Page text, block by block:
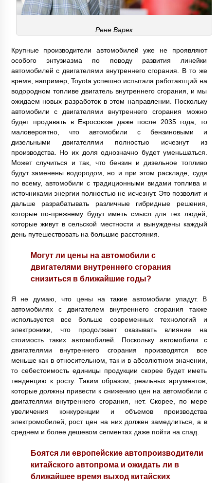
Рене Варек
Крупные производители автомобилей уже не проявляют
особого энтузиазма по поводу развития линейки
автомобилей с двигателями внутреннего сгорания. В то же
время, например, Toyota успешно испытала работающий на
водородном топливе двигатель внутреннего сгорания, и мы
ожидаем новых разработок в этом направлении. Поскольку
автомобили с двигателями внутреннего сгорания можно
будет продавать в Евросоюзе даже после 2035 года, то
маловероятно, что автомобили с бензиновыми и
дизельными двигателями полностью исчезнут из
производства. Но их доля однозначно будет уменьшаться.
Может случиться и так, что бензин и дизельное топливо
будут заменены водородом, но и при этом раскладе, судя
по всему, автомобили с традиционными видами топлива и
источниками энергии полностью не исчезнут. Это позволит и
дальше разрабатывать различные гибридные решения,
которые по-прежнему будут иметь смысл для тех людей,
которые живут в сельской местности и вынуждены каждый
день путешествовать на большие расстояния.
Могут ли цены на автомобили с
двигателями внутреннего сгорания
снизиться в ближайшие годы?
Я не думаю, что цены на такие автомобили упадут. В
автомобилях с двигателем внутреннего сгорания также
используется все больше современных технологий и
электроники, что продолжает оказывать влияние на
стоимость таких автомобилей. Поскольку автомобили с
двигателями внутреннего сгорания производятся все
меньше как в относительном, так и в абсолютном значении,
то себестоимость единицы продукции скорее будет иметь
тенденцию к росту. Таким образом, реальных аргументов,
которые должны привести к снижению цен на автомобили с
двигателями внутреннего сгорания, нет. Скорее, по мере
увеличения конкуренции и объемов производства
электромобилей, рост цен на них должен замедлиться, а в
среднем и более дешевом сегментах даже пойти на спад.
Боятся ли европейские автопроизводители
китайского автопрома и ожидать ли в
ближайшее время выход китайских